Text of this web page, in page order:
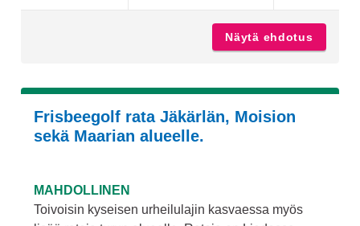
Näytä ehdotus
Frisbeegolf rata Jäkärlän, Moision
sekä Maarian alueelle.
MAHDOLLINEN
Toivoisin kyseisen urheilulajin kasvaessa myös